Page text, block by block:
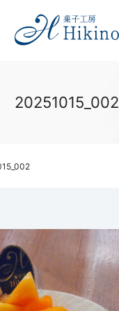
20251015_002